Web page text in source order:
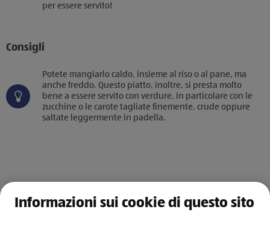
per essere servito!
Consigli
Potete mangiarlo caldo, insieme al riso o al pane, ma
anche freddo. Questo piatto, inoltre, si presta molto
bene a essere servito con verdure, in particolare con le
zucchine o le carote tagliate finemente, crude oppure
saltate leggermente in padella.
effettuato il log-in.
Informazioni sui cookie di questo sito